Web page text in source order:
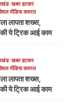
खबर हटकर
मीडिया वायरल
लापता शख्स,
ये ट्रिक आई काम
खबर हटकर
मीडिया वायरल
लापता शख्स,
ये ट्रिक आई काम